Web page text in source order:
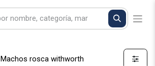
Machos rosca withworth